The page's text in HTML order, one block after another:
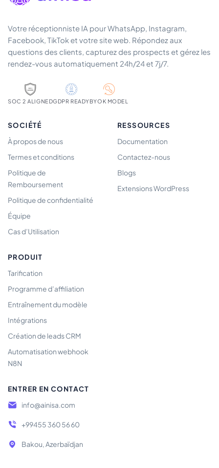
Votre réceptionniste IA pour WhatsApp, Instagram,
Facebook, TikTok et votre site web. Répondez aux
questions des clients, capturez des prospects et gérez les
rendez-vous automatiquement 24h/24 et 7j/7.
SOC 2 ALIGNEDGDPR READYBYOK MODEL
SOCIÉTÉ
À propos de nous
Termes et conditions
Politique de
Remboursement
Politique de confidentialité
Équipe
Cas d’Utilisation
RESSOURCES
Documentation
Contactez-nous
Blogs
Extensions WordPress
PRODUIT
Tarification
Programme d’affiliation
Entraînement du modèle
Intégrations
Création de leads CRM
Automatisation webhook
N8N
ENTRER EN CONTACT
info@ainisa.com
+99455 360 56 60
Bakou, Azerbaïdjan